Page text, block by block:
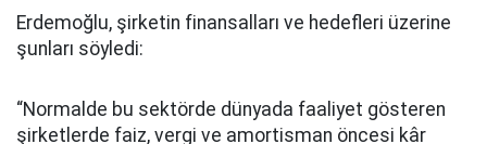
Erdemoğlu, şirketin finansalları ve hedefleri üzerine
şunları söyledi:
“Normalde bu sektörde dünyada faaliyet gösteren
şirketlerde faiz, vergi ve amortisman öncesi kâr